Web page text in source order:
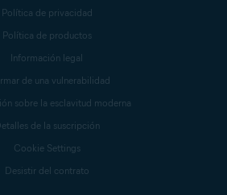
Política de privacidad
Política de productos
Información legal
de una vulnerabilidad
sobre la esclavitud moderna
de la suscripción
Cookie Settings
Desistir del contrato